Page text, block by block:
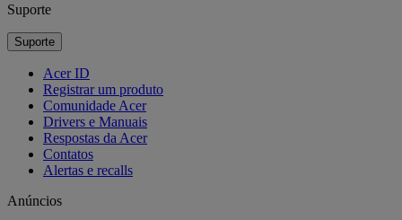
Suporte
Suporte
Acer ID
Registrar um produto
Comunidade Acer
Drivers e Manuais
Respostas da Acer
Contatos
Alertas e recalls
Anúncios